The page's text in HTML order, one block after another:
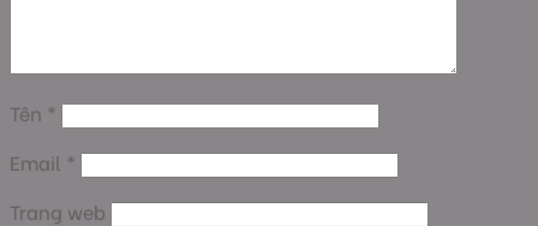
Tên *
Email *
Trang web